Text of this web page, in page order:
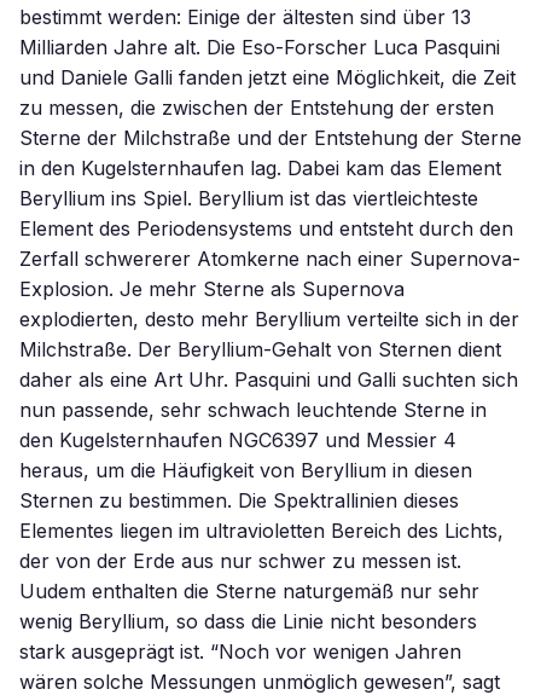
bestimmt werden: Einige der ältesten sind über 13
Milliarden Jahre alt. Die Eso-Forscher Luca Pasquini
und Daniele Galli fanden jetzt eine Möglichkeit, die Zeit
zu messen, die zwischen der Entstehung der ersten
Sterne der Milchstraße und der Entstehung der Sterne
in den Kugelsternhaufen lag. Dabei kam das Element
Beryllium ins Spiel. Beryllium ist das viertleichteste
Element des Periodensystems und entsteht durch den
Zerfall schwererer Atomkerne nach einer Supernova-
Explosion. Je mehr Sterne als Supernova
explodierten, desto mehr Beryllium verteilte sich in der
Milchstraße. Der Beryllium-Gehalt von Sternen dient
daher als eine Art Uhr. Pasquini und Galli suchten sich
nun passende, sehr schwach leuchtende Sterne in
den Kugelsternhaufen NGC6397 und Messier 4
heraus, um die Häufigkeit von Beryllium in diesen
Sternen zu bestimmen. Die Spektrallinien dieses
Elementes liegen im ultravioletten Bereich des Lichts,
der von der Erde aus nur schwer zu messen ist.
Uudem enthalten die Sterne naturgemäß nur sehr
wenig Beryllium, so dass die Linie nicht besonders
stark ausgeprägt ist. “Noch vor wenigen Jahren
wären solche Messungen unmöglich gewesen”, sagt